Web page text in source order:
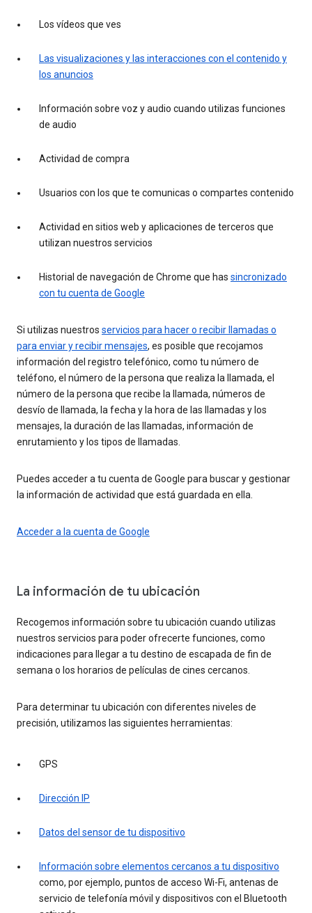
Los vídeos que ves
Las visualizaciones y las interacciones con el contenido y
los anuncios
Información sobre voz y audio cuando utilizas funciones
de audio
Actividad de compra
Usuarios con los que te comunicas o compartes contenido
Actividad en sitios web y aplicaciones de terceros que
utilizan nuestros servicios
Historial de navegación de Chrome que has sincronizado
con tu cuenta de Google
Si utilizas nuestros servicios para hacer o recibir llamadas o
para enviar y recibir mensajes, es posible que recojamos
información del registro telefónico, como tu número de
teléfono, el número de la persona que realiza la llamada, el
número de la persona que recibe la llamada, números de
desvío de llamada, la fecha y la hora de las llamadas y los
mensajes, la duración de las llamadas, información de
enrutamiento y los tipos de llamadas.
Puedes acceder a tu cuenta de Google para buscar y gestionar
la información de actividad que está guardada en ella.
Acceder a la cuenta de Google
La información de tu ubicación
Recogemos información sobre tu ubicación cuando utilizas
nuestros servicios para poder ofrecerte funciones, como
indicaciones para llegar a tu destino de escapada de fin de
semana o los horarios de películas de cines cercanos.
Para determinar tu ubicación con diferentes niveles de
precisión, utilizamos las siguientes herramientas:
GPS
Dirección IP
Datos del sensor de tu dispositivo
Información sobre elementos cercanos a tu dispositivo
como, por ejemplo, puntos de acceso Wi-Fi, antenas de
servicio de telefonía móvil y dispositivos con el Bluetooth